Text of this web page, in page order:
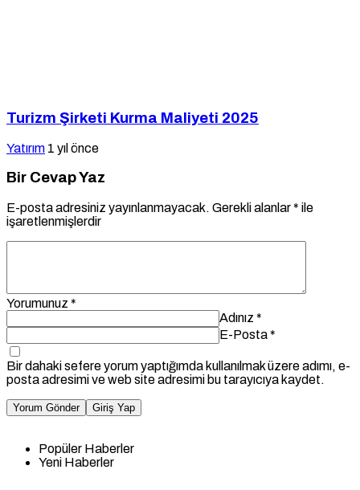
Turizm Şirketi Kurma Maliyeti 2025
Yatırım 1 yıl önce
Bir Cevap Yaz
E-posta adresiniz yayınlanmayacak. Gerekli alanlar* ile
işaretlenmişlerdir
Yorumunuz *
Adınız *
E-Posta*
Bir dahaki sefere yorum yaptığımda kullanılmak üzere adımı, e-
posta adresimi ve web site adresimi bu tarayıcıya kaydet.
Yorum Gönder Giriş Yap
Popüler Haberler
Yeni Haberler